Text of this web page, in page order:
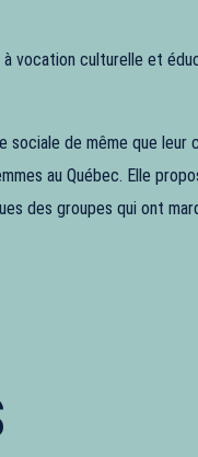
vocation culturelle et
de même que
au Québec. Elle
des groupes qui ont